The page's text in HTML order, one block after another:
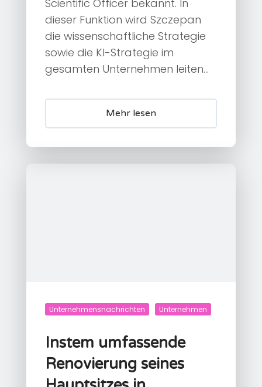
Scientific Officer bekannt. In
dieser Funktion wird Szczepan
die wissenschaftliche Strategie
sowie die KI-Strategie im
gesamten Unternehmen leiten...
Mehr lesen
Unternehmensnachrichten Unternehmen
Instem umfassende
Renovierung seines